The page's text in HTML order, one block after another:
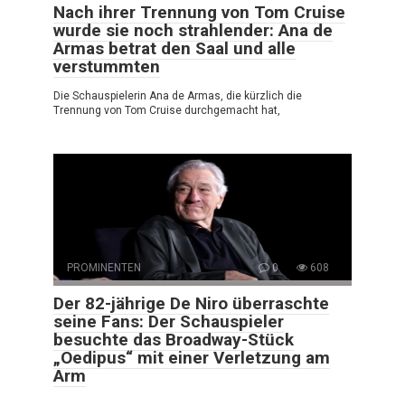
Nach ihrer Trennung von Tom Cruise
wurde sie noch strahlender: Ana de
Armas betrat den Saal und alle
verstummten
Die Schauspielerin Ana de Armas, die kürzlich die
Trennung von Tom Cruise durchgemacht hat,
PROMINENTEN 0 608
Der 82-jährige De Niro überraschte
seine Fans: Der Schauspieler
besuchte das Broadway-Stück
„Oedipus“ mit einer Verletzung am
Arm